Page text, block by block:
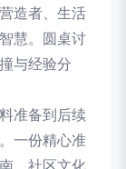
造者、生活
慧。圆桌讨
与经验分
准备到后续
一份精心准